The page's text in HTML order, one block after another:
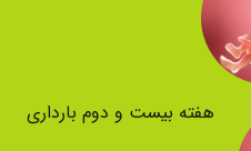
هفته بیست و دوم بارداری